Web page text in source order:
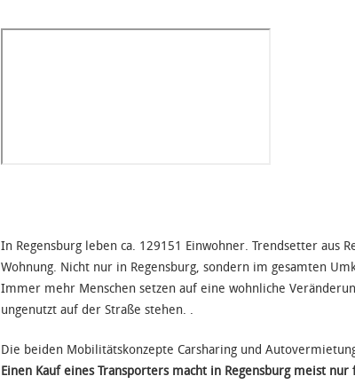
In Regensburg leben ca. 129151 Einwohner. Trendsetter aus
Wohnung. Nicht nur in Regensburg, sondern im gesamten
Immer mehr Menschen setzen auf eine wohnliche
ungenutzt auf der Straße stehen. .
Die beiden Mobilitätskonzepte Carsharing und
Einen Kauf eines Transporters macht in Regensburg meist